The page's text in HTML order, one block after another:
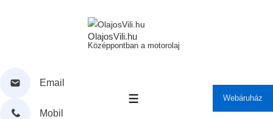
OlajosVili.hu
Középpontban a motorolaj
Email
Mobil
MENÜ Webáruház